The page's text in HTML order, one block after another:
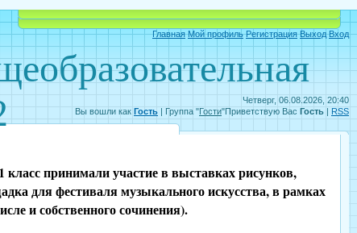
Четверг, 06.08.2026, 20:40
Вы вошли как Гость | Группа "Гости"Приветствую Вас Гость | RSS
Главная Мой профиль Регистрация Выход Вход
Объявления Электронный дневник
принимали участие в выставках рисунков,
для фестиваля музыкального искусства, в рамках
и собственного сочинения).